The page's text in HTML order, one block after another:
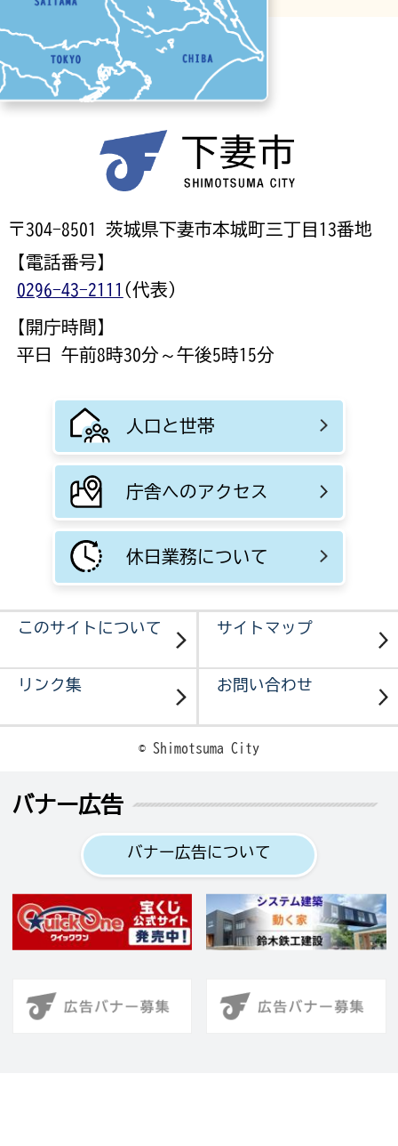
〒304-8501 茨城県下妻市本城町三丁目13番地
【電話番号】
0296-43-2111 (代表)
【開庁時間】
平日 午前8時30分～午後5時15分
人口と世帯
庁舎へのアクセス
休日業務について
このサイトについて サイトマップ
リンク集 お問い合わせ
© Shimotsuma City
バナー広告
バナー広告について